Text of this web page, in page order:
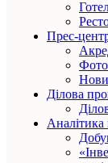
Прес-
Фото
Ділова
Аналітика